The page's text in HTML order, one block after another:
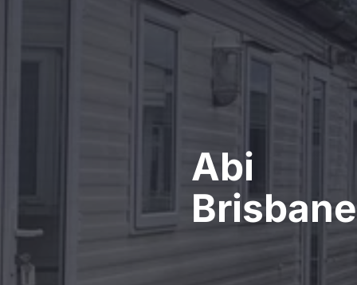
Abi
Brisbane